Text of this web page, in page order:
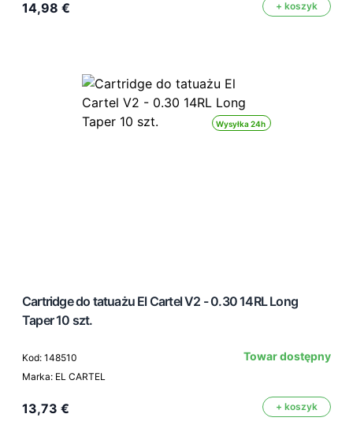
14,98 € + koszyk
Wysyłka 24h
Cartridge do tatuażu El Cartel V2 - 0.30 14RL Long
Taper 10 szt.
Kod: 148510
Marka: EL CARTEL
Towar dostępny
13,73 € + koszyk